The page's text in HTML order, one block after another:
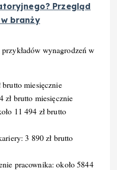
Przegląd
branży
wynagrodzeń w
brutto miesięcznie
zł brutto miesięcznie
11 494 zł brutto
3 890 zł brutto
pracownika: około 5844